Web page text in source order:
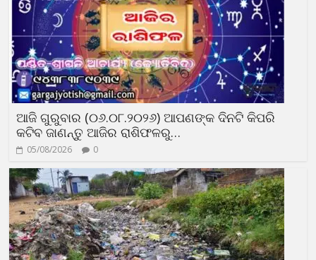
ଆଜି ଗୁରୁବାର (୦୬.୦୮.୨୦୨୬) ଆପଣଙ୍କ ଦିନଟି କିପରି
କଟିବ ଜାଣନ୍ତୁ ଆଜିର ରାଶିଫଳରୁ…
05/08/2026 0